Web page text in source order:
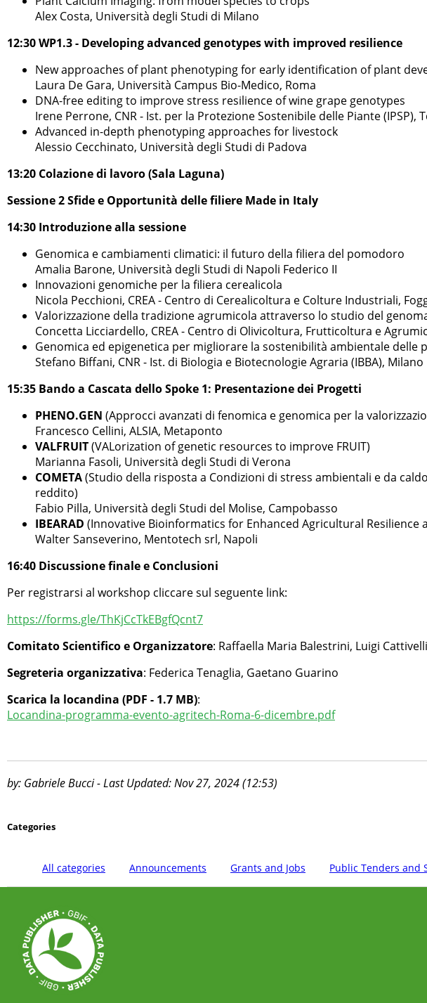
Alex Costa, Università degli Studi di Milano
12:30 WP1.3 - Developing advanced genotypes with improved resilience
New approaches of plant phenotyping for early identification of plant
Laura De Gara, Università Campus Bio-Medico, Roma
DNA-free editing to improve stress resilience of wine grape genotypes
Irene Perrone, CNR - Ist. per la Protezione Sostenibile delle Piante (IPSP),
Advanced in-depth phenotyping approaches for livestock
Alessio Cecchinato, Università degli Studi di Padova
13:20 Colazione di lavoro (Sala Laguna)
Sessione 2 Sfide e Opportunità delle filiere Made in Italy
14:30 Introduzione alla sessione
Genomica e cambiamenti climatici: il futuro della filiera del pomodoro
Amalia Barone, Università degli Studi di Napoli Federico II
Innovazioni genomiche per la filiera cerealicola
Nicola Pecchioni, CREA - Centro di Cerealicoltura e Colture Industriali,
Valorizzazione della tradizione agrumicola attraverso lo studio del
Concetta Licciardello, CREA - Centro di Olivicoltura, Frutticoltura e
Genomica ed epigenetica per migliorare la sostenibilità ambientale delle
Stefano Biffani, CNR - Ist. di Biologia e Biotecnologie Agraria (IBBA), Milano
15:35 Bando a Cascata dello Spoke 1: Presentazione dei Progetti
PHENO.GEN (Approcci avanzati di fenomica e genomica per la
Francesco Cellini, ALSIA, Metaponto
VALFRUIT(VALorization of genetic resources to improve FRUIT)
Marianna Fasoli, Università degli Studi di Verona
COMETA(Studio della risposta a Condizioni di stress ambientali e da
reddito)
Fabio Pilla, Università degli Studi del Molise, Campobasso
IBEARAD (Innovative Bioinformatics for Enhanced Agricultural Resilience
Walter Sanseverino, Mentotech srl, Napoli
16:40 Discussione finale e Conclusioni
Per registrarsi al workshop cliccare sul seguente link:
https://forms.gle/ThKjCcTkEBgfQcnt7
Comitato Scientifico e Organizzatore: Raffaella Maria Balestrini, Luigi
Segreteria organizzativa: Federica Tenaglia, Gaetano Guarino
Scarica la locandina (PDF - 1.7 MB):
Locandina-programma-evento-agritech-Roma-6-dicembre.pdf
by: Gabriele Bucci - Last Updated: Nov 27, 2024 (12:53)
Categories
All categories Announcements Grants and Jobs Public Tenders and